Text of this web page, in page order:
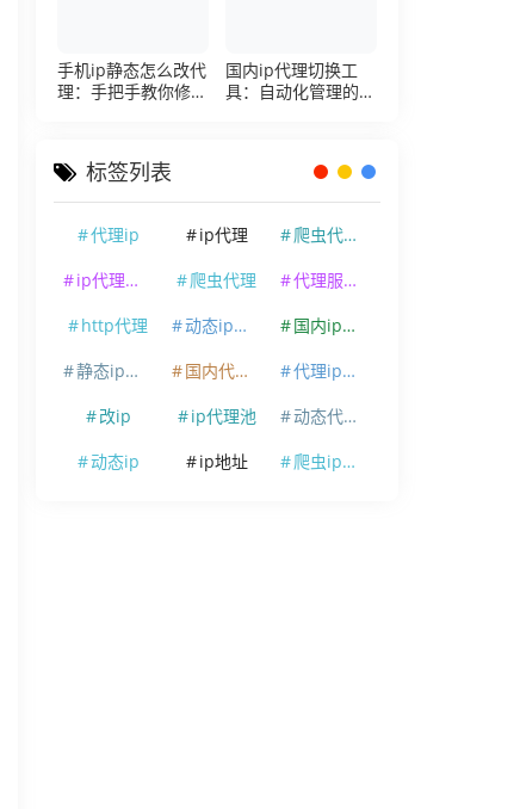
手机ip静态怎么改代
理：手把手教你修改
国内ip代理切换工
具：自动化管理的效
标签列表
代理ip ip代理
爬虫代理ip
ip代理软件
爬虫代理
代理服务器
http代理
动态ip代理
国内ip代理
静态ip代理
国内代理ip
代理ip软件
改ip
ip代理池
动态代理ip
动态ip
ip地址 爬虫ip代理